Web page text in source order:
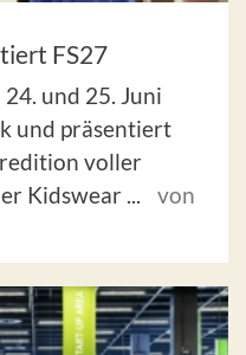
FS27
und 25. Juni
und präsentiert
voller
Kidswear ...
von